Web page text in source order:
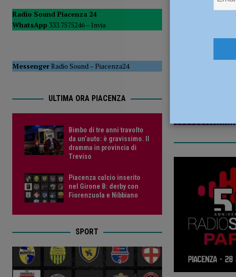
CRONACA PIACENZA
[ 6 Agosto 2026 ] Crisi idrica, Murelli (Lega): “Le regole sul
Radio Sound Piacenza 24
WhatsApp 333 7575246 – Invia
MessengerRadio Sound–Piacenza24
ULTIMA ORA PIACENZA
Bimbo di tre anni travolto
da un’auto: è gravissimo. Il
dramma in provincia di
Treviso
Piacenza calcio inserito
nel Girone B: derby con
Fiorenzuola e Nibbiano
SPORT